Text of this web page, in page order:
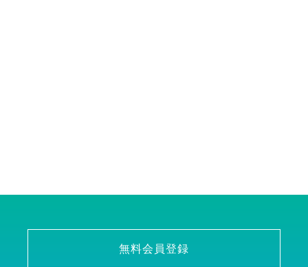
無料会員登録